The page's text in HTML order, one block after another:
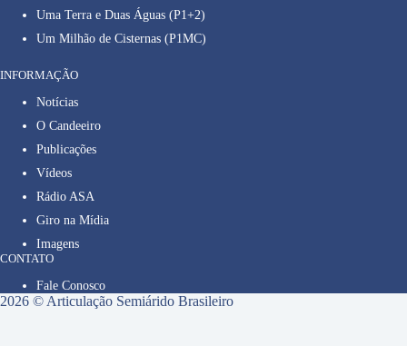
Uma Terra e Duas Águas (P1+2)
Um Milhão de Cisternas (P1MC)
INFORMAÇÃO
Notícias
O Candeeiro
Publicações
Vídeos
Rádio ASA
Giro na Mídia
Imagens
CONTATO
Fale Conosco
2026 © Articulação Semiárido Brasileiro